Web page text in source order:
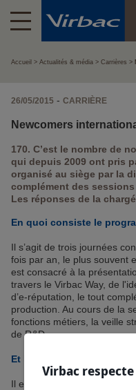
Accueil Actualités & média Carrières
26/05/2015 - CARRIÈRE
Newcomers
170. C’est le nombre de
qui depuis 2009 ont pris
organisé au siège par la
complément des
Les réponses de la
En quoi consiste le
Il s’agit de trois journées
fois par an, le plus souvent
est consacré à la
travers le Virbac Way, de
d’e-réputation, le tout
production. Au cours de la
fonctions métiers, la veille
de R&D.
Et le dernier jour ?
Il est entièrement dédié au
Virbac